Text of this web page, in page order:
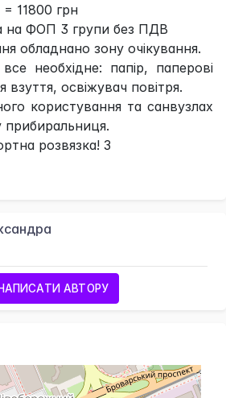
= 11800 грн
на ФОП 3 групи без ПДВ
обладнано зону очікування.
необхідне: папір, паперові
освіжувач повітря.
користування та санвузлах
прибиральниця.
розвязка! З
НАПИСАТИ АВТОРУ